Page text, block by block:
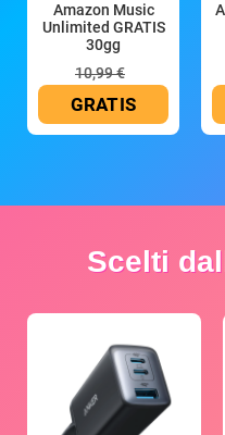
Amazon Music
Unlimited GRATIS
30gg
10,99 €
GRATIS
Scelti